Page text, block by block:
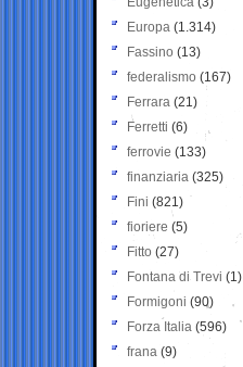
Europa (1.314)
Fassino (13)
federalismo (167)
Ferrara (21)
Ferretti (6)
ferrovie (133)
finanziaria (325)
Fini (821)
fioriere (5)
Fitto (27)
Fontana di Trevi (1)
Formigoni (90)
Forza Italia (596)
frana (9)